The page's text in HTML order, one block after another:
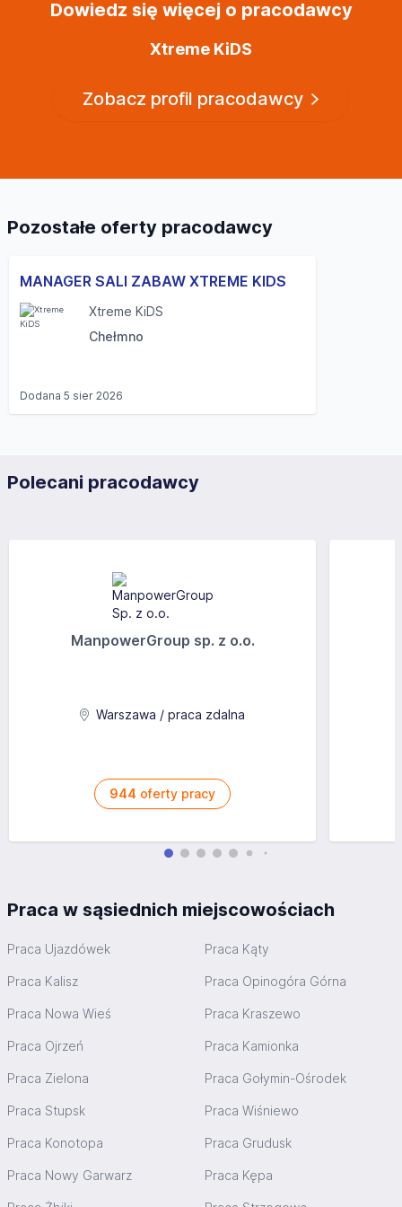
Dowiedz się więcej o pracodawcy
Xtreme KiDS
Zobacz profil pracodawcy
Pozostałe oferty pracodawcy
MANAGER SALI ZABAW XTREME KIDS
Xtreme KiDS
Chełmno
Dodana 5 sier 2026
Polecani pracodawcy
ManpowerGroup sp. z o.o.
Warszawa / praca zdalna
944 oferty pracy
Praca w sąsiednich miejscowościach
Praca Ujazdówek Praca Kąty
Praca Kalisz Praca Opinogóra Górna
Praca Nowa Wieś Praca Kraszewo
Praca Ojrzeń Praca Kamionka
Praca Zielona Praca Gołymin-Ośrodek
Praca Stupsk Praca Wiśniewo
Praca Konotopa Praca Grudusk
Praca Nowy Garwarz Praca Kępa